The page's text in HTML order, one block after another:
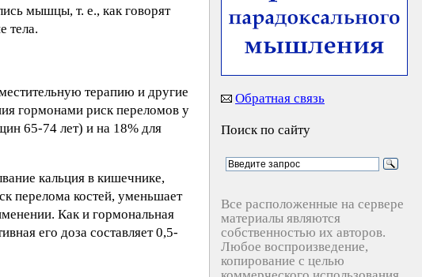
мышцы, т. е., как говорят
тела.
терапию и другие
гормонами риск переломов у
65-74 лет) и на 18% для
кальция в кишечнике,
перелома костей, уменьшает
Как и гормональная
его доза составляет 0,5-
Обратная связь
Поиск по сайту
Все расположенные на сервере
материалы являются
собственностью их авторов.
Любое воспроизведение,
копирование с целью